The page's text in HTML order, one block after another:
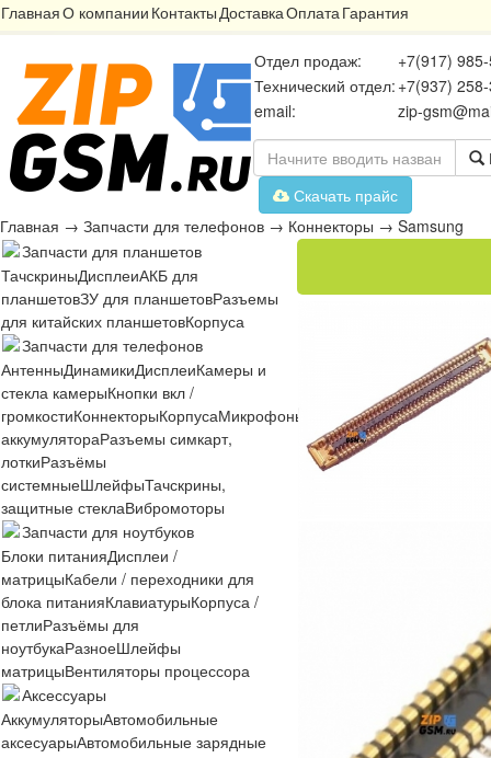
ГлавнаяО компании КонтактыДоставкаОплатаГарантия
Отдел продаж:
+7(917)
Технический отдел: +7(937)
email:
zip-
Скачать прайс
Главная → Запчасти для телефонов → Коннекторы → Samsung
Запчасти для планшетов
ТачскриныДисплеиАКБ для
планшетовЗУ для планшетовРазъемы
для китайских планшетовКорпуса
Запчасти для телефонов
АнтенныДинамикиДисплеиКамеры и
стекла камерыКнопки вкл /
громкостиКоннекторыКорпусаМикрофоны МикросхемыПлаты
аккумулятораРазъемы симкарт,
лоткиРазъёмы
системныеШлейфыТачскрины,
защитные стеклаВибромоторы
Запчасти для ноутбуков
Блоки питанияДисплеи /
матрицыКабели / переходники для
блока питанияКлавиатурыКорпуса /
петлиРазъёмы для
ноутбукаРазноеШлейфы
матрицыВентиляторы процессора
Аксессуары
АккумуляторыАвтомобильные
аксесуарыАвтомобильные зарядные